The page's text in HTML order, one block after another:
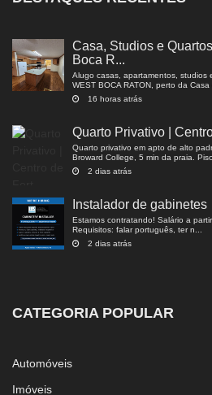
Casa, Studios e
Boca R...
Alugo casas, apartamentos, studios
WEST BOCA RATON, perto da Casa
16 horas atrás
Quarto Privativo |
Quarto privativo em apto de alto
Broward College, 5 min da praia.
2 dias atrás
Instalador de gabinetes
Estamos contratando! Salário a
Requisitos: falar português, ter n...
2 dias atrás
CATEGORIA POPULAR
Automóveis
Imóveis